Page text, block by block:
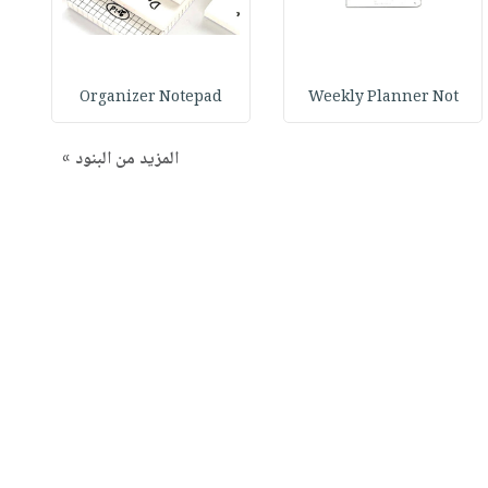
Weekly Planner Not
Organizer Notepad
المزيد من البنود »